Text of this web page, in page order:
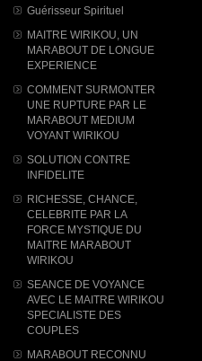
Guérisseur Spirituel
MAITRE WIRIKOU, UN
MARABOUT DE LONGUE
EXPERIENCE
COMMENT SURMONTER
UNE RUPTURE PAR LE
MARABOUT MEDIUM
VOYANT WIRIKOU
SOLUTION CONTRE
INFIDELITE
RICHESSE, CHANCE,
CELEBRITE PAR LA
FORCE MYSTIQUE DU
MAITRE MARABOUT
WIRIKOU
SEANCE DE VOYANCE
AVEC LE MAITRE WIRIKOU
SPECIALISTE DES
COUPLES
MARABOUT RECONNU